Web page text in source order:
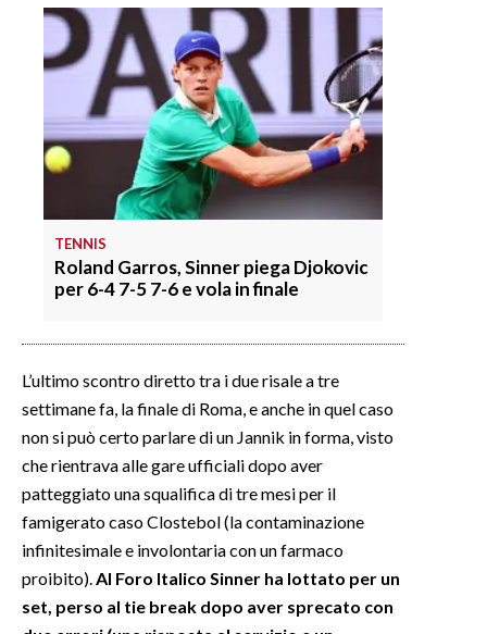
TENNIS
Roland Garros, Sinner piega Djokovic
per 6-4 7-5 7-6 e vola in finale
L’ultimo scontro diretto tra i due risale a tre
settimane fa, la finale di Roma, e anche in quel caso
non si può certo parlare di un Jannik in forma, visto
che rientrava alle gare ufficiali dopo aver
patteggiato una squalifica di tre mesi per il
famigerato caso Clostebol (la contaminazione
infinitesimale e involontaria con un farmaco
proibito).Al Foro Italico Sinner ha lottato per un
set, perso al tie break dopo aver sprecato con